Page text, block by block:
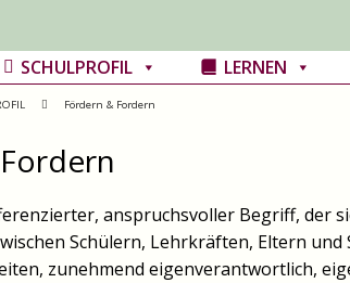
SCHULPROFIL LERNEN
Fördern & Fordern
anspruchsvoller Begriff, der
Schülern, Lehrkräften, Eltern
zunehmend eigenverantwortlich,